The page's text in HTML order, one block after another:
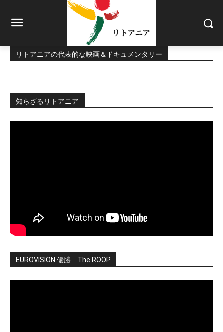
リトアニアの代表的な映画＆ドキュメンタリー
知らざるリトアニア
EUROVISION 優勝 The ROOP